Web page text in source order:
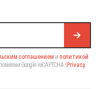
соглашением и политикой
Google reCAPTCHA (Privacy